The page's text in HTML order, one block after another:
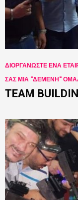
ΔΙΟΡΓΑΝΩΣΤΕ ΕΝΑ
ΣΑΣ ΜΙΑ "ΔΕΜΕΝΗ"
TEAM